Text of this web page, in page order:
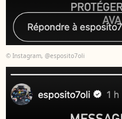
© Instagram, @esposito7oli